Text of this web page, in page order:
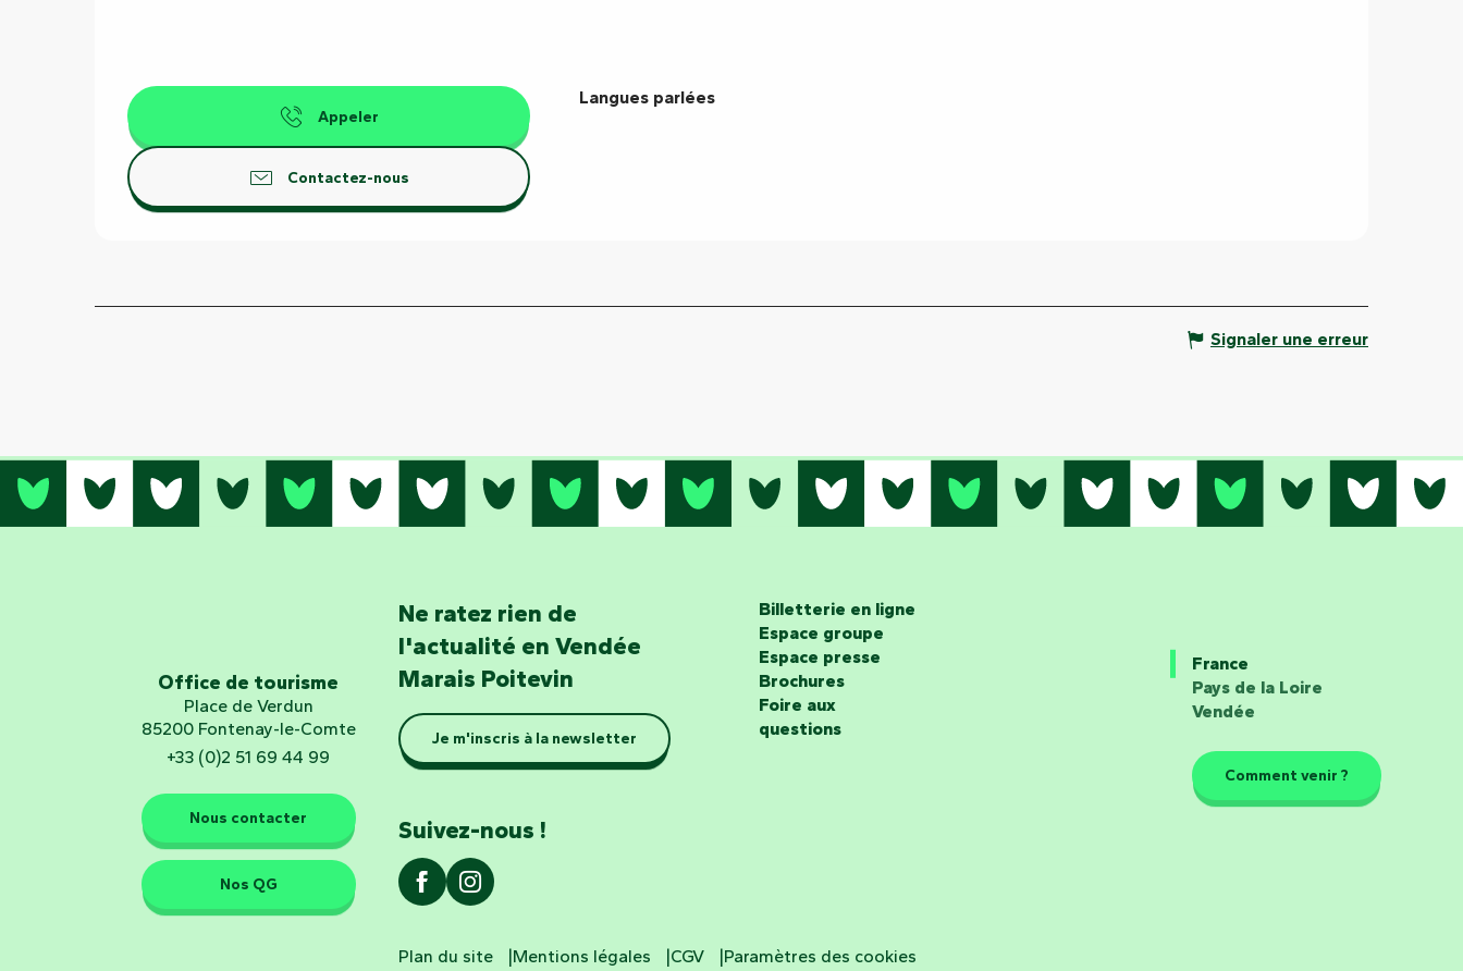
Appeler
Contactez-nous
Langues parlées
Langues parlées
Signaler une erreur
Office de tourisme
Place de Verdun
85200 Fontenay-le-Comte
+33 (0)2 51 69 44 99
Nous contacter
Nos QG
Ne ratez rien de
l'actualité en Vendée
Marais Poitevin
Je m'inscris à la newsletter
Suivez-nous !
Billetterie en ligne
Espace groupe
Espace presse
Brochures
Foire aux
questions
Plan du site Mentions légales CGV Paramètres des cookies
France
Pays de la Loire
Vendée
Comment venir ?